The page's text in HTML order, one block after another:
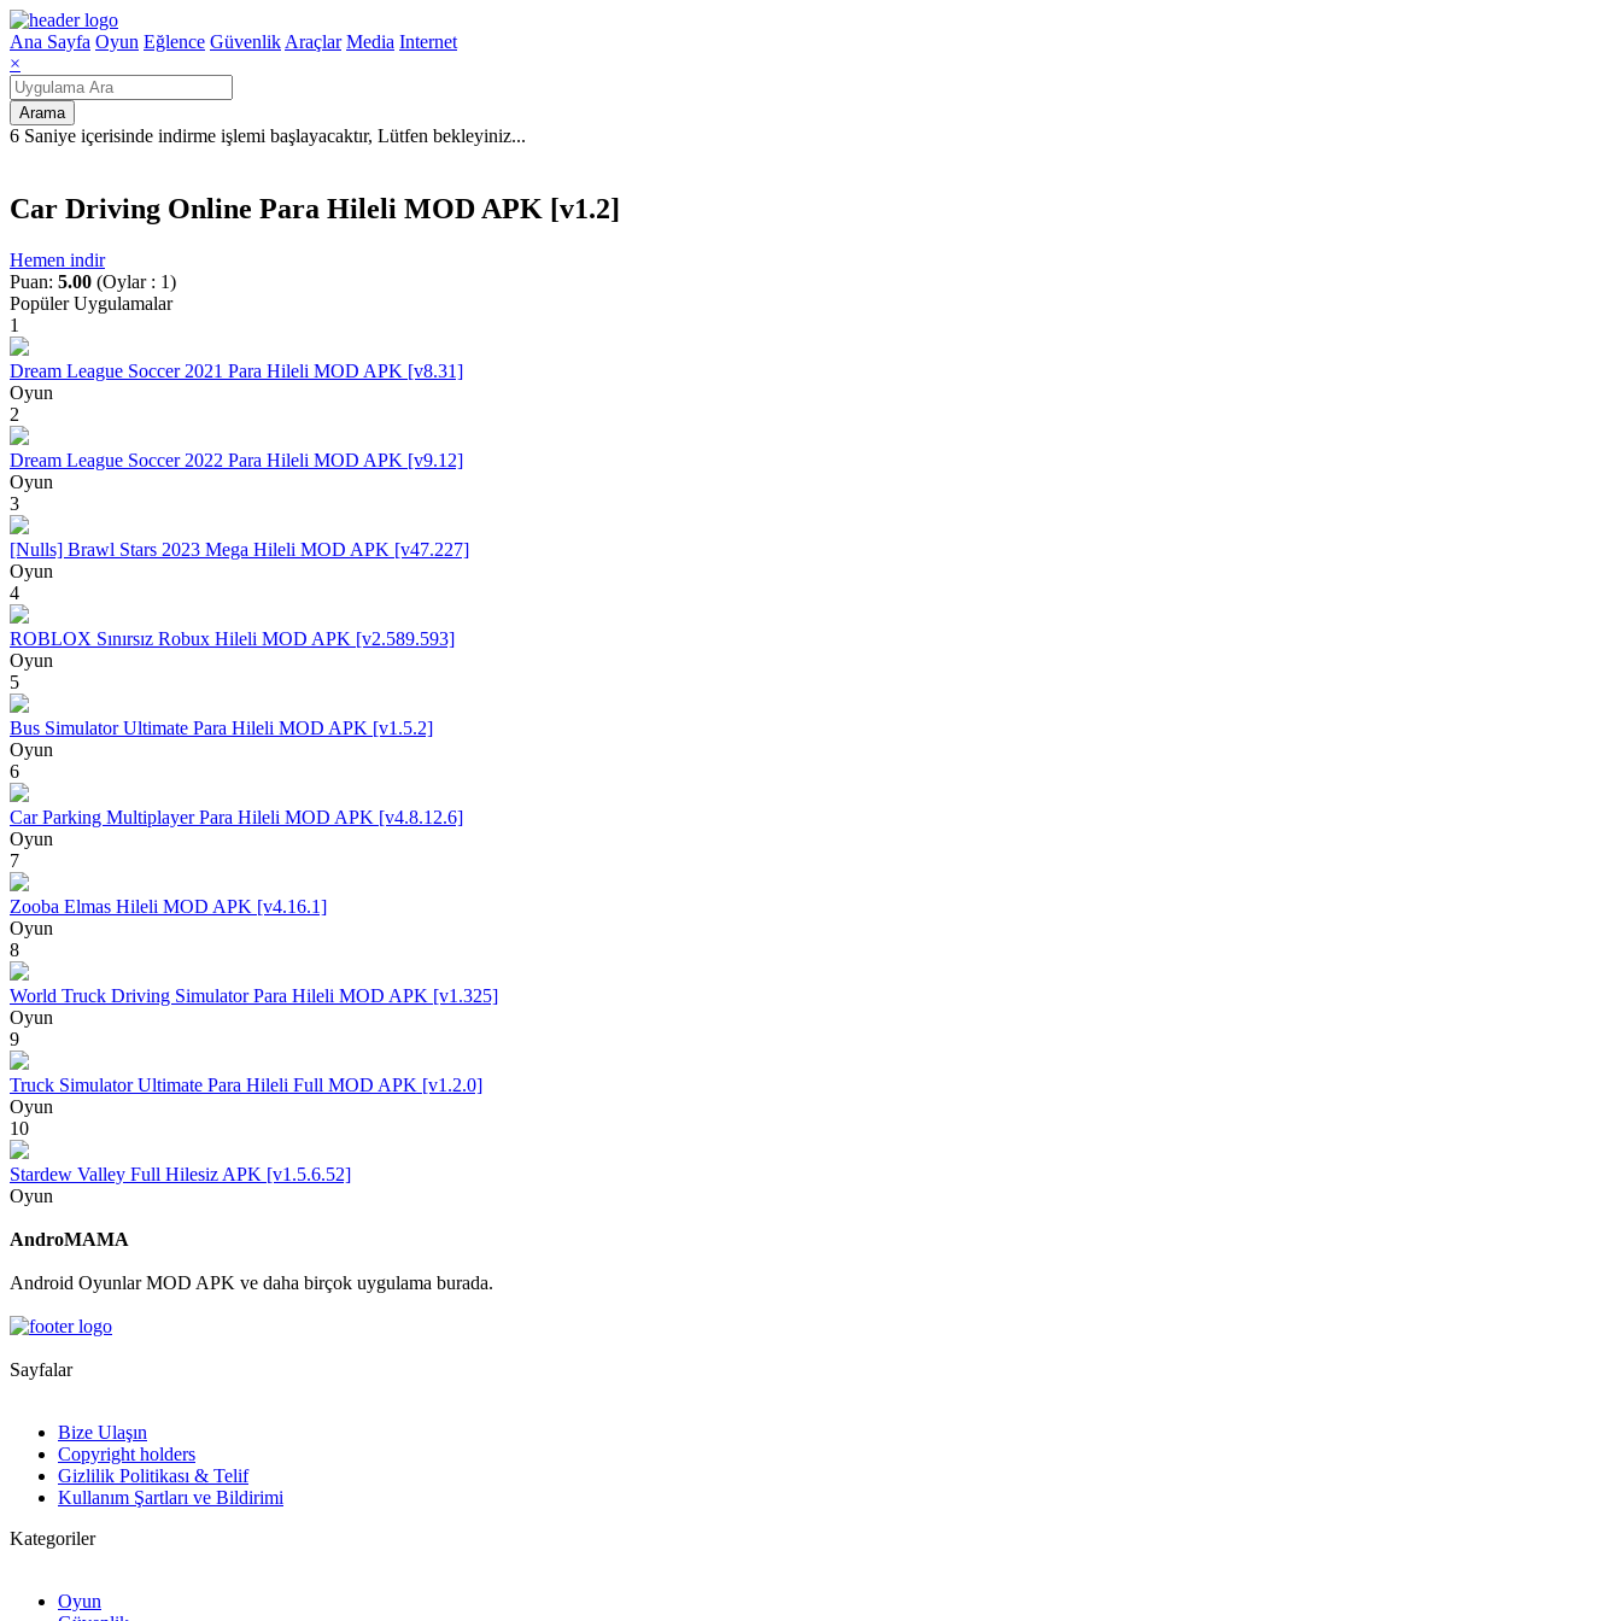
Ana Sayfa Oyun Eğlence Güvenlik Araçlar Media Internet
×
Arama
6 Saniye içerisinde indirme işlemi başlayacaktır, Lütfen bekleyiniz...
Car Driving Online Para Hileli MOD APK [v1.2]
Hemen indir
Puan: 5.00 (Oylar : 1)
Popüler Uygulamalar
1
Dream League Soccer 2021 Para Hileli MOD APK [v8.31]
Oyun
2
Dream League Soccer 2022 Para Hileli MOD APK [v9.12]
Oyun
3
[Nulls] Brawl Stars 2023 Mega Hileli MOD APK [v47.227]
Oyun
4
ROBLOX Sınırsız Robux Hileli MOD APK [v2.589.593]
Oyun
5
Bus Simulator Ultimate Para Hileli MOD APK [v1.5.2]
Oyun
6
Car Parking Multiplayer Para Hileli MOD APK [v4.8.12.6]
Oyun
7
Zooba Elmas Hileli MOD APK [v4.16.1]
Oyun
8
World Truck Driving Simulator Para Hileli MOD APK [v1.325]
Oyun
9
Truck Simulator Ultimate Para Hileli Full MOD APK [v1.2.0]
Oyun
10
Stardew Valley Full Hilesiz APK [v1.5.6.52]
Oyun
AndroMAMA
Android Oyunlar MOD APK ve daha birçok uygulama burada.
Sayfalar
Bize Ulaşın
Copyright holders
Gizlilik Politikası & Telif
Kullanım Şartları ve Bildirimi
Kategoriler
Oyun